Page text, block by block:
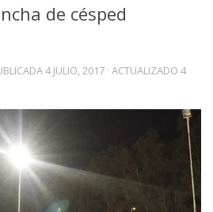
de césped
4 JULIO, 2017 · ACTUALIZADO 4